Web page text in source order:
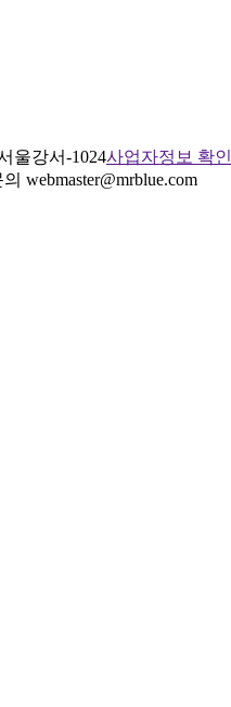
울강서-1024사업자정보 확인
webmaster@mrblue.com